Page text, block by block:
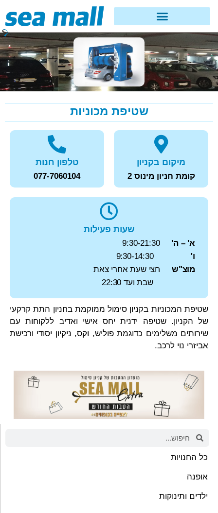
כל החנויות
אופנה
ילדים ותינוקות
שטיפת מכוניות
מיקום בקניון
קומת חניון מינוס 2
טלפון חנות
077-7060104
שעות פעילות
א' – ה'9:30-21:30
ו'
9:30-14:30
מוצ"ש חצי שעת אחרי צאת
שבת ועד 22:30
שטיפת המכוניות בקניון סימול ממוקמת בחניון התת קרקעי
של הקניון. שטיפה ידנית יחס אישי ואדיב ללקוחות עם
שירותים משלימים כדוגמת פוליש, וקס, ניקיון יסודי ורכישת
אביזרי נוי לרכב.